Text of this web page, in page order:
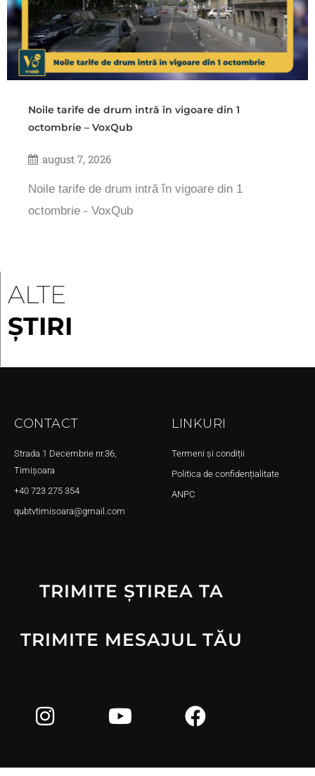
Noile tarife de drum intră în vigoare din 1
octombrie – VoxQub
august 7, 2026
Noile tarife de drum intră în vigoare din 1
octombrie - VoxQub
ALTE
ȘTIRI
CONTACT
Strada 1 Decembrie nr.36,
Timișoara
+40 723 275 354
qubtvtimisoara@gmail.com
LINKURI
Termeni și condiții
Politica de confidențialitate
ANPC
TRIMITE ȘTIREA TA
TRIMITE MESAJUL TĂU